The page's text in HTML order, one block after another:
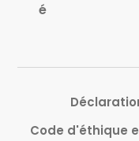
é
Code d'éthique